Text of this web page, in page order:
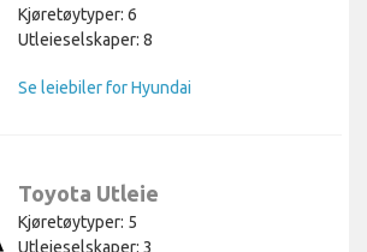
Kjøretøytyper: 6
Utleieselskaper: 8
Se leiebiler for Hyundai
Toyota Utleie
Kjøretøytyper: 5
Utleieselskaper: 3